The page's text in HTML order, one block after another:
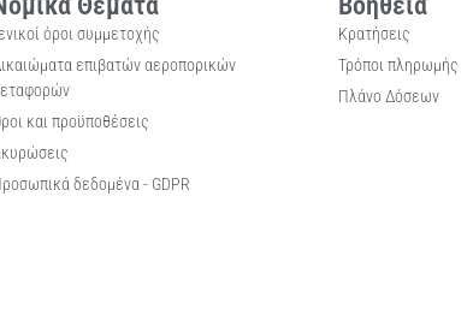
όροι συμμετοχής
επιβατών αεροπορικών
και προϋποθέσεις
δεδομένα - GDPR
Κρατήσεις
Τρόποι πληρωμής
Πλάνο Δόσεων